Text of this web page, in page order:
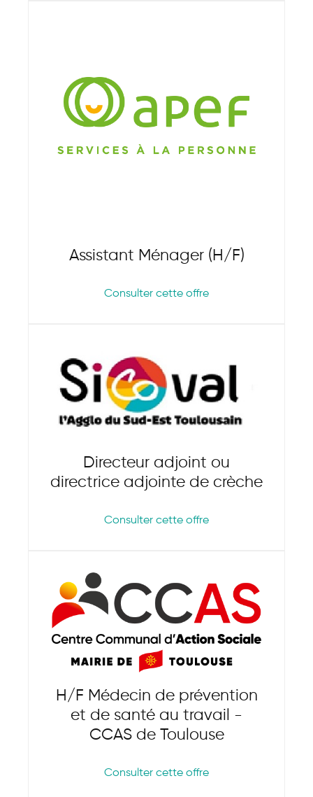
Assistant Ménager (H/F)
Consulter cette offre
Directeur adjoint ou
directrice adjointe de crèche
Consulter cette offre
H/F Médecin de prévention
et de santé au travail -
CCAS de Toulouse
Consulter cette offre